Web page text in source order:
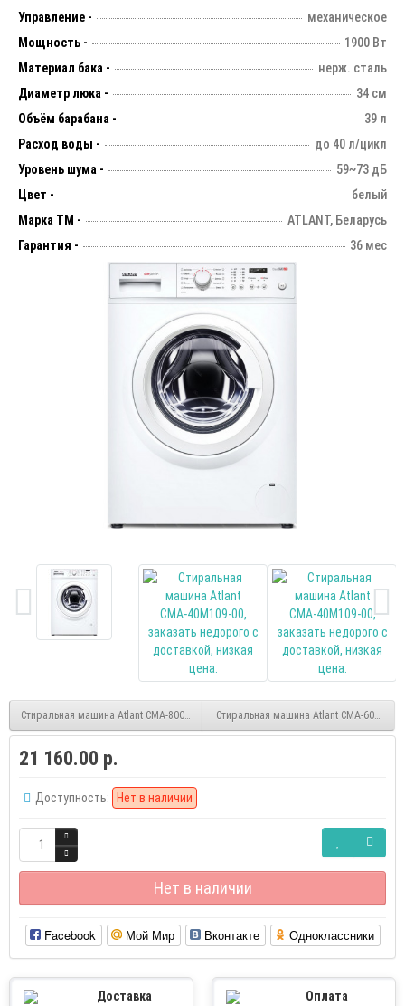
Управление -
механическое
Мощность -
1900 Вт
Материал бака -
нерж. сталь
Диаметр люка -
34 см
Объём барабана -
39 л
Расход воды -
до 40 л/цикл
Уровень шума -
59~73 дБ
Цвет -
белый
Марка ТМ -
ATLANT, Беларусь
Гарантия -
36 мес
Стиральная машина Atlant СМА-80С1214-01Стиральная машина Atlant СМА-60У109-
21 160.00 р.
Доступность: Нет в наличии
Нет в наличии
Facebook Мой Мир Вконтакте Одноклассники
Доставка Оплата